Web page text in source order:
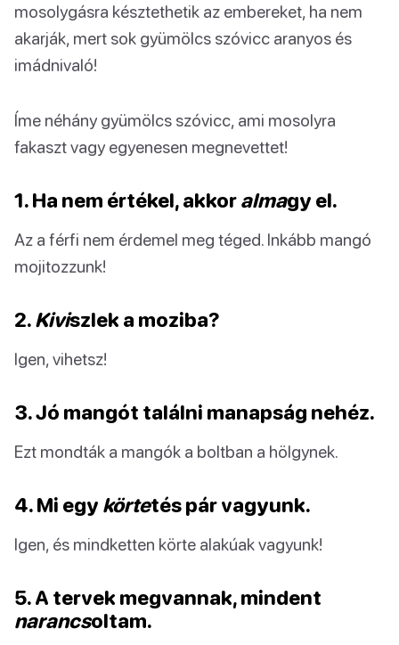
mosolygásra késztethetik az embereket, ha nem
akarják, mert sok gyümölcs szóvicc aranyos és
imádnivaló!
Íme néhány gyümölcs szóvicc, ami mosolyra
fakaszt vagy egyenesen megnevettet!
1. Ha nem értékel, akkoralmagy el.
Az a férfi nem érdemel meg téged. Inkább mangó
mojitozzunk!
2.Kiviszlek a moziba?
Igen, vihetsz!
3. Jó mangót találni manapság nehéz.
Ezt mondták a mangók a boltban a hölgynek.
4. Mi egy körtetés pár vagyunk.
Igen, és mindketten körte alakúak vagyunk!
5. A tervek megvannak, mindent
narancsoltam.